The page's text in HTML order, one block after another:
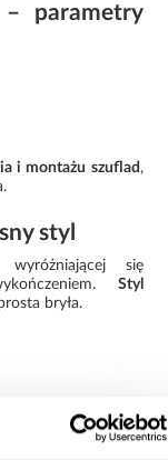
parametry
i montażu szuflad ,
styl
wyróżniającej się
Styl
bryła.
to praktyczne
wygląd i